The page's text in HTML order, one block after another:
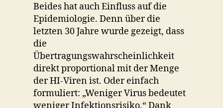
Beides hat auch Einfluss auf die
Epidemiologie. Denn über die
letzten 30 Jahre wurde gezeigt, dass
die
Übertragungswahrscheinlichkeit
direkt proportional mit der Menge
der HI-Viren ist. Oder einfach
formuliert: „Weniger Virus bedeutet
weniger Infektionsrisiko.“ Dank